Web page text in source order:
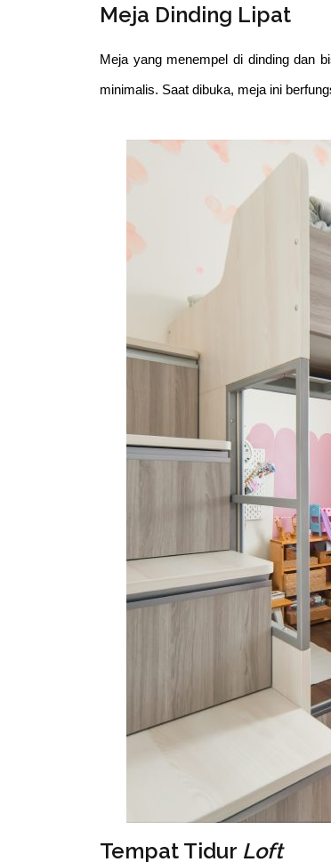
Meja Dinding Lipat
Meja yang menempel di dinding dan
minimalis. Saat dibuka, meja ini
Tempat Tidur Loft